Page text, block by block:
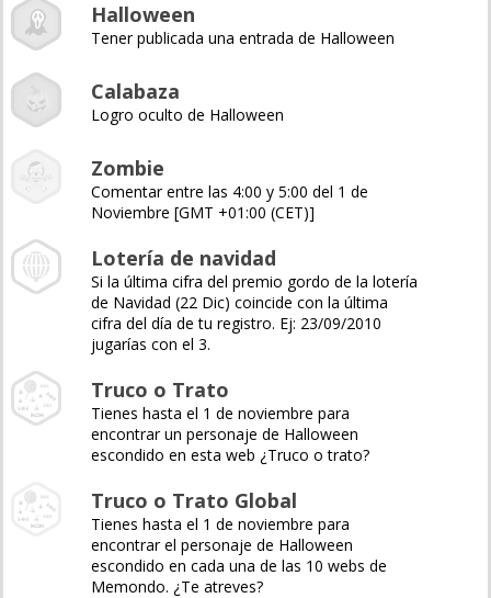
Halloween
Tener publicada una entrada de Halloween
Calabaza
Logro oculto de Halloween
Zombie
Comentar entre las 4:00 y 5:00 del 1 de
Noviembre [GMT +01:00 (CET)]
Lotería de navidad
Si la última cifra del premio gordo de la lotería
de Navidad (22 Dic) coincide con la última
cifra del día de tu registro. Ej: 23/09/2010
jugarías con el 3.
Truco o Trato
Tienes hasta el 1 de noviembre para
encontrar un personaje de Halloween
escondido en esta web ¿Truco o trato?
Truco o Trato Global
Tienes hasta el 1 de noviembre para
encontrar el personaje de Halloween
escondido en cada una de las 10 webs de
Memondo. ¿Te atreves?